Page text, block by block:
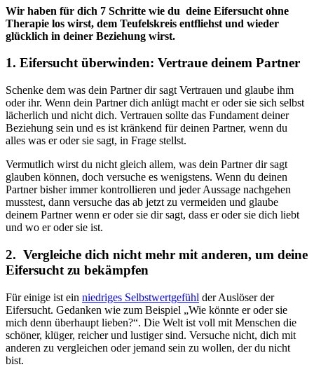
Wir haben für dich 7 Schritte wie du deine Eifersucht ohne
Therapie los wirst, dem Teufelskreis entfliehst und wieder
glücklich in deiner Beziehung wirst.
1. Eifersucht überwinden: Vertraue deinem Partner
Schenke dem was dein Partner dir sagt Vertrauen und glaube ihm
oder ihr. Wenn dein Partner dich anlügt macht er oder sie sich selbst
lächerlich und nicht dich. Vertrauen sollte das Fundament deiner
Beziehung sein und es ist kränkend für deinen Partner, wenn du
alles was er oder sie sagt, in Frage stellst.
Vermutlich wirst du nicht gleich allem, was dein Partner dir sagt
glauben können, doch versuche es wenigstens. Wenn du deinen
Partner bisher immer kontrollieren und jeder Aussage nachgehen
musstest, dann versuche das ab jetzt zu vermeiden und glaube
deinem Partner wenn er oder sie dir sagt, dass er oder sie dich liebt
und wo er oder sie ist.
2. Vergleiche dich nicht mehr mit anderen, um deine
Eifersucht zu bekämpfen
Für einige ist ein niedriges Selbstwertgefühl der Auslöser der
Eifersucht. Gedanken wie zum Beispiel „Wie könnte er oder sie
mich denn überhaupt lieben?“. Die Welt ist voll mit Menschen die
schöner, klüger, reicher und lustiger sind. Versuche nicht, dich mit
anderen zu vergleichen oder jemand sein zu wollen, der du nicht
bist.